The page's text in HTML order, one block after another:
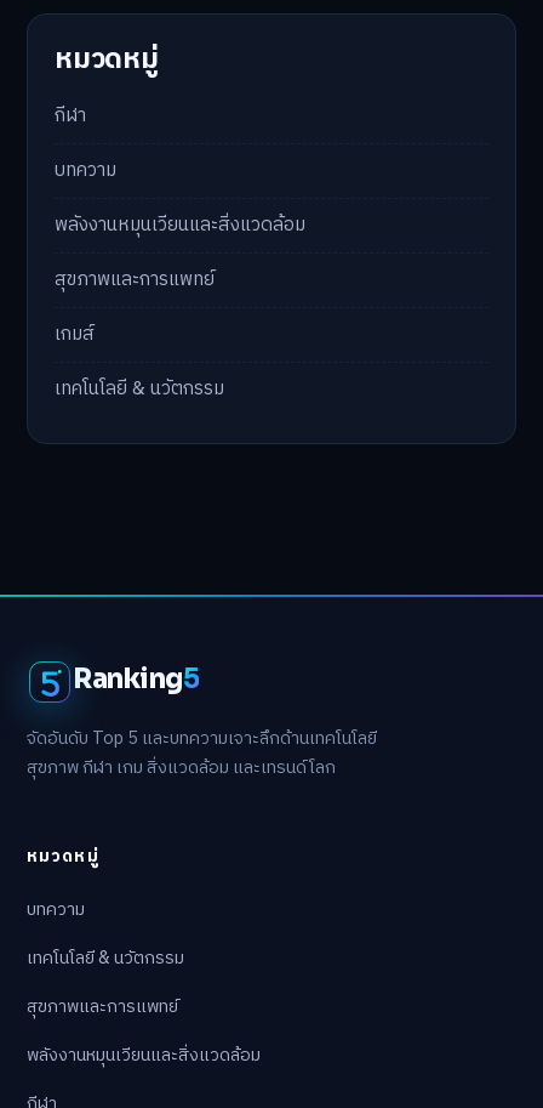
หมวดหมู่
กีฬา
บทความ
พลังงานหมุนเวียนและสิ่งแวดล้อม
สุขภาพและการแพทย์
เกมส์
เทคโนโลยี & นวัตกรรม
Ranking5
จัดอันดับ Top 5 และบทความเจาะลึกด้านเทคโนโลยี
สุขภาพ กีฬา เกม สิ่งแวดล้อม และเทรนด์โลก
หมวดหมู่
บทความ
เทคโนโลยี & นวัตกรรม
สุขภาพและการแพทย์
พลังงานหมุนเวียนและสิ่งแวดล้อม